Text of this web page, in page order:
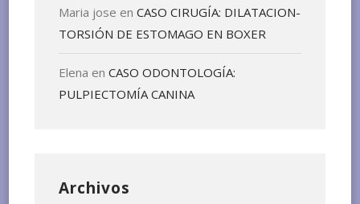
Maria jose enCASO CIRUGÍA: DILATACION-
TORSIÓN DE ESTOMAGO EN BOXER
Elena enCASO ODONTOLOGÍA:
PULPIECTOMÍA CANINA
Archivos